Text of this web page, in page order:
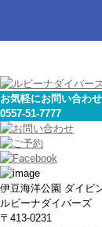
お気軽にお問い合わ
0557-51-7777
伊豆海洋公園 ダイビ
ルビーナダイバーズ
〒413-0231